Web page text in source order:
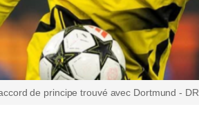
de principe trouvé avec Dortmund - DR